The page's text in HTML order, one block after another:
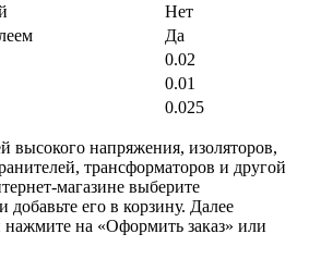
Нет
Да
0.02
0.01
0.025
высокого напряжения, изоляторов,
трансформаторов и другой
магазине выберите
его в корзину. Далее
на «Оформить заказ» или